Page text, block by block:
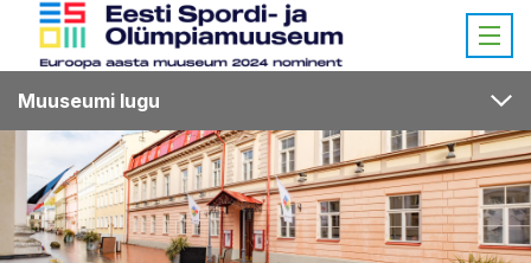
Muuseumi lugu